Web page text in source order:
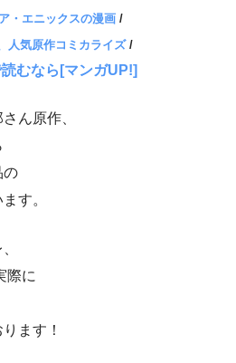
・エニックスの漫画 /
人気原作コミカライズ/
むなら[マンガUP!]
ん原作、
の
す。
際に
ます！